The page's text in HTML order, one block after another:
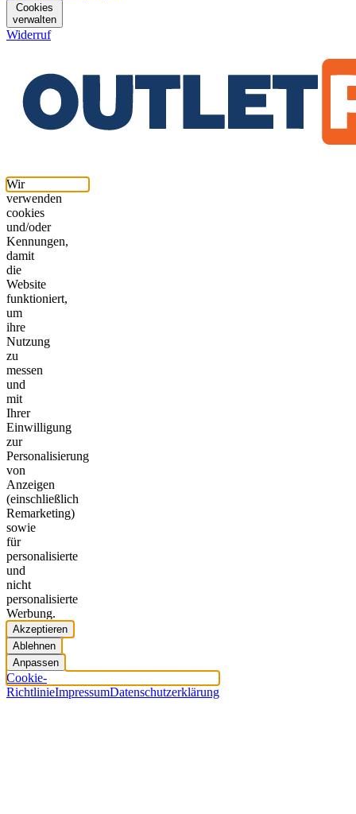
Cookies
verwalten
Widerruf
Wir
verwenden
cookies
und/oder
Kennungen,
damit
die
Website
funktioniert,
um
ihre
Nutzung
zu
messen
und
mit
Ihrer
Einwilligung
zur
Personalisierung
von
Anzeigen
(einschließlich
Remarketing)
sowie
für
personalisierte
und
nicht
personalisierte
Werbung.
Akzeptieren
Ablehnen
Anpassen
Cookie-
RichtlinieImpressumDatenschutzerklärung